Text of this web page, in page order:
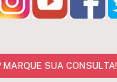
MARQUE SUA CONSULTA!